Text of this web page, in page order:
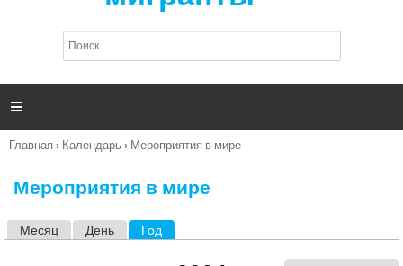
п
и

Вы
Главная › Календарь › Мероприятия в мире
Мероприятия в мире
Месяц День Год